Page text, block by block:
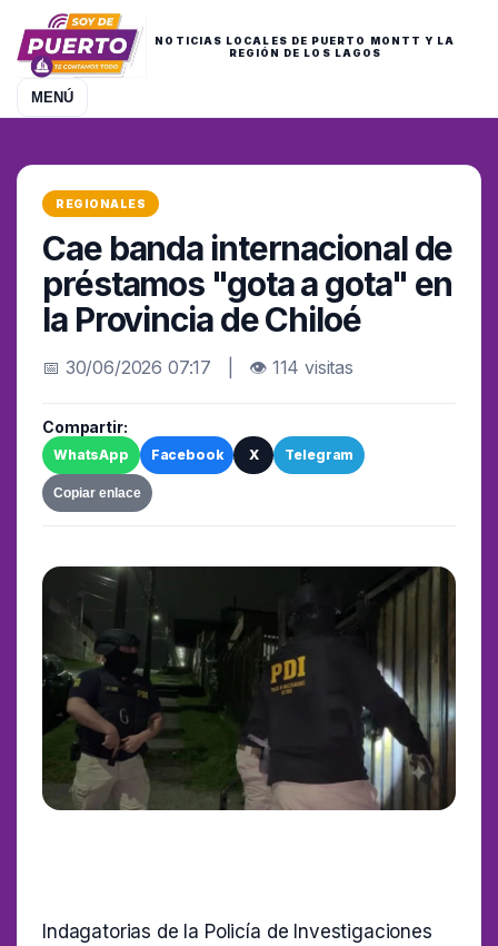
NOTICIAS LOCALES DE PUERTO MONTT Y LA
REGIÓN DE LOS LAGOS
MENÚ
REGIONALES
Cae banda internacional de
préstamos "gota a gota" en
la Provincia de Chiloé
📅 30/06/2026 07:17 | 👁 114 visitas
Compartir:
WhatsApp Facebook X Telegram
Copiar enlace
Indagatorias de la Policía de Investigaciones